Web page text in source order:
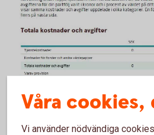
Våra
Vi använder nödvändiga